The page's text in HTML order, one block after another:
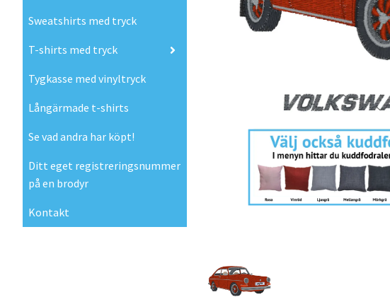
Sweatshirts med tryck
T-shirts med tryck
Tygkasse med vinyltryck
Långärmade t-shirts
Se vad andra har köpt!
Ditt eget registreringsnummer
på en brodyr
Kontakt